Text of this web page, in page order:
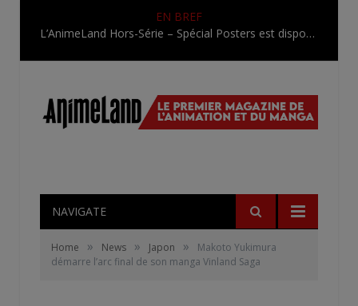
EN BREF
L’AnimeLand Hors-Série – Spécial Posters est disponible !
NAVIGATE
Home » News » Japon »
Makoto Yukimura
démarre l’arc final de son manga Vinland Saga